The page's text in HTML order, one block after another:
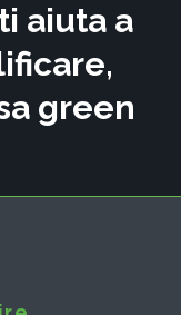
aiuta a
green